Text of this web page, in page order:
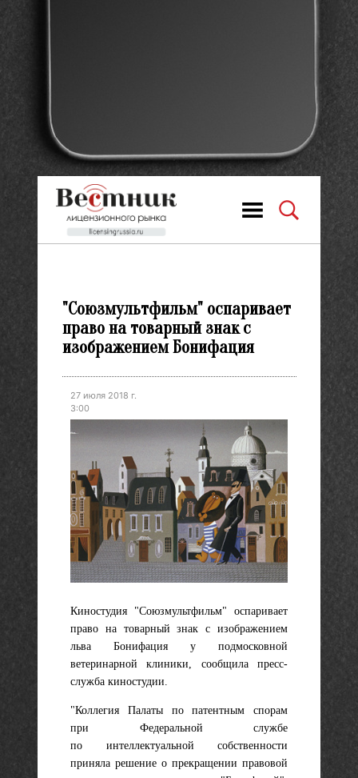
"Союзмультфильм" оспаривает
право на товарный знак с
изображением Бонифация
27 июля 2018 г.
3:00
Киностудия "Союзмультфильм" оспаривает
право на товарный знак с изображением
льва Бонифация у подмосковной
ветеринарной клиники, сообщила пресс-
служба киностудии.
"Коллегия Палаты по патентным спорам
при Федеральной службе
по интеллектуальной собственности
приняла решение о прекращении правовой